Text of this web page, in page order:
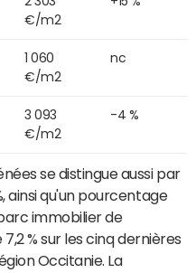
€/m2
1 060
€/m2
nc
3 093
€/m2
-4 %
se distingue aussi par
ainsi qu'un pourcentage
immobilier de
% sur les cinq dernières
Occitanie. La